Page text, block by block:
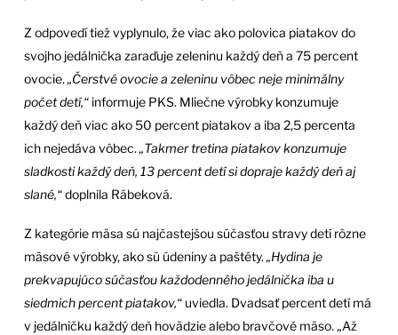
Z odpovedí tiež vyplynulo, že viac ako polovica piatakov do
svojho jedálnička zaraďuje zeleninu každý deň a 75 percent
ovocie. „Čerstvé ovocie a zeleninu vôbec neje minimálny
počet detí,“informuje PKS. Mliečne výrobky konzumuje
každý deň viac ako 50 percent piatakov a iba 2,5 percenta
ich nejedáva vôbec. „Takmer tretina piatakov konzumuje
sladkosti každý deň, 13 percent detí si dopraje každý deň aj
slané,“doplnila Rábeková.
Z kategórie mäsa sú najčastejšou súčasťou stravy detí rôzne
mäsové výrobky, ako sú údeniny a paštéty. „Hydina je
prekvapujúco súčasťou každodenného jedálnička iba u
siedmich percent piatakov,“uviedla. Dvadsať percent detí má
v jedálničku každý deň hovädzie alebo bravčové mäso. „Až